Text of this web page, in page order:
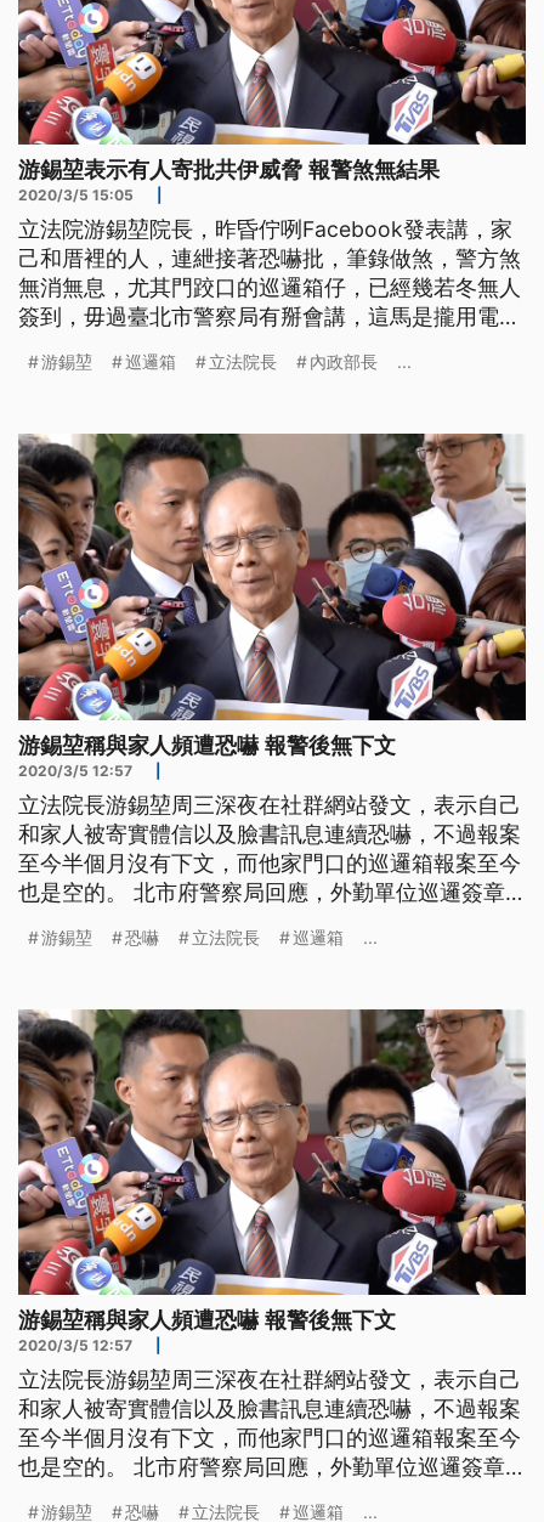
游錫堃表示有人寄批共伊威脅 報警煞無結果
2020/3/5 15:05
立法院游錫堃院長，昨昏佇咧Facebook發表講，家
己和厝裡的人，連紲接著恐嚇批，筆錄做煞，警方煞
無消無息，尤其門跤口的巡邏箱仔，已經幾若冬無人
簽到，毋過臺北市警察局有掰會講，這馬是攏用電子
經有掠著。總是，游院長表示親人是真無辜，安全問
文，說自己和家人，被寄實體信，以及臉書訊息，連
續恐嚇，不過報案至今半個月
游錫堃 巡邏箱 立法院長 內政部長 ...
游錫堃稱與家人頻遭恐嚇 報警後無下文
2020/3/5 12:57
立法院長游錫堃周三深夜在社群網站發文，表示自己
和家人被寄實體信以及臉書訊息連續恐嚇，不過報案
至今半個月沒有下文，而他家門口的巡邏箱報案至今
也是空的。 北市府警察局回應，外勤單位巡邏簽章
堃上任院長後向保六總隊表示要低調，因此特別在住
至於院長被信件恐嚇，內政部長徐國勇回應警政署有
掌握也已經抓到人。 徐國勇表
游錫堃 恐嚇 立法院長 巡邏箱 ...
游錫堃稱與家人頻遭恐嚇 報警後無下文
2020/3/5 12:57
立法院長游錫堃周三深夜在社群網站發文，表示自己
和家人被寄實體信以及臉書訊息連續恐嚇，不過報案
至今半個月沒有下文，而他家門口的巡邏箱報案至今
也是空的。 北市府警察局回應，外勤單位巡邏簽章
游錫堃 恐嚇 立法院長 巡邏箱 ...